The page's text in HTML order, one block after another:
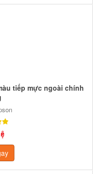
tiếp mực ngoài chính